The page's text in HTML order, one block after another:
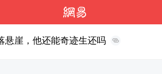
悬崖，他还能奇迹生还吗